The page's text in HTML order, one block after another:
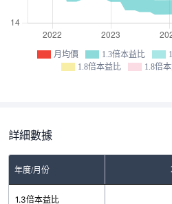
月均價 1.3倍本益比
1.8倍本益比
1.8倍
詳細數據
年度/月份
1.3倍本益比